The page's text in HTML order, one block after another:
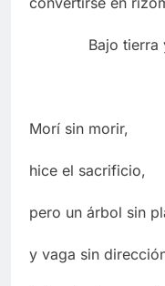
Bajo tierra
Morí sin morir,
hice el sacrificio,
pero un árbol sin
y vaga sin